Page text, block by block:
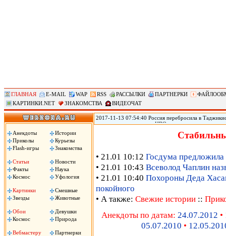
ГЛАВНАЯ E-MAIL WAP RSS РАССЫЛКИ ПАРТНЕРКИ
КАРТИНКИ.NET
ЗНАКОМСТВА ВИДЕОЧАТ
Анекдоты
Истории
Приколы
Курьезы
Flash-игры
Знакомства
Статьи
Новости
Факты
Наука
Космос
Уфология
Картинки
Смешные
Звезды
Животные
Обои
Девушки
Космос
Природа
Вебмастеру
Партнерки
2017-11-13 07:54:40 Россия перебросила в
самолетов и вертолетов ЦВО на
вертолетов Центрального военного округа
• 21.01 10:12 Госдума предложила
• 21.01 10:43 Всеволод Чаплин
• 21.01 10:40 Похороны Деда
покойного
• А также: Свежие истории ::
Анекдоты по датам: 24.07.2012 •
05.07.2010 •